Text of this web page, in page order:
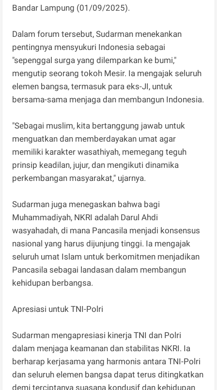
Bandar Lampung (01/09/2025).
Dalam forum tersebut, Sudarman menekankan
pentingnya mensyukuri Indonesia sebagai
"sepenggal surga yang dilemparkan ke bumi,"
mengutip seorang tokoh Mesir. Ia mengajak seluruh
elemen bangsa, termasuk para eks-JI, untuk
bersama-sama menjaga dan membangun Indonesia.
"Sebagai muslim, kita bertanggung jawab untuk
menguatkan dan memberdayakan umat agar
memiliki karakter wasathiyah, memegang teguh
prinsip keadilan, jujur, dan mengikuti dinamika
perkembangan masyarakat," ujarnya.
Sudarman juga menegaskan bahwa bagi
Muhammadiyah, NKRI adalah Darul Ahdi
wasyahadah, di mana Pancasila menjadi konsensus
nasional yang harus dijunjung tinggi. Ia mengajak
seluruh umat Islam untuk berkomitmen menjadikan
Pancasila sebagai landasan dalam membangun
kehidupan berbangsa.
Apresiasi untuk TNI-Polri
Sudarman mengapresiasi kinerja TNI dan Polri
dalam menjaga keamanan dan stabilitas NKRI. Ia
berharap kerjasama yang harmonis antara TNI-Polri
dan seluruh elemen bangsa dapat terus ditingkatkan
demi terciptanya suasana kondusif dan kehidupan